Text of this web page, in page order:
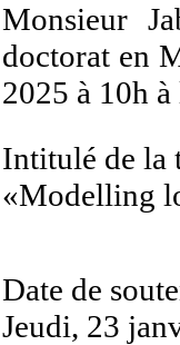
Monsieur
doctorat en
2025 à 10h
Intitulé de la
«Modelling
Date de
Jeudi, 23